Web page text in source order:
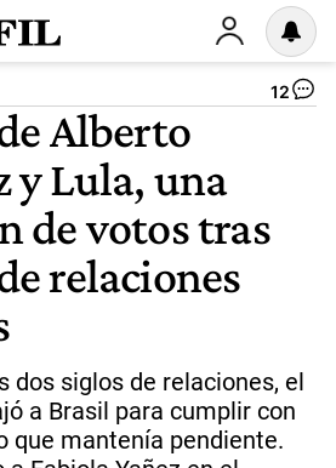
12
Alberto
y Lula, una
de votos tras
relaciones
dos siglos de relaciones, el
a Brasil para cumplir con
que mantenía pendiente.